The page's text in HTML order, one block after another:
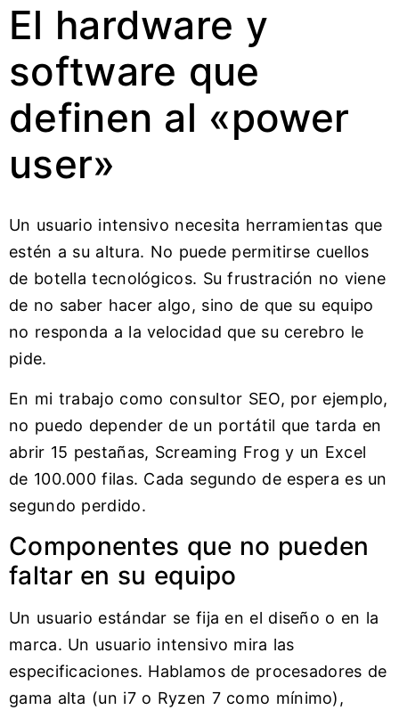
El hardware y
software que
definen al «power
user»
Un usuario intensivo necesita herramientas que
estén a su altura. No puede permitirse cuellos
de botella tecnológicos. Su frustración no viene
de no saber hacer algo, sino de que su equipo
no responda a la velocidad que su cerebro le
pide.
En mi trabajo como consultor SEO, por ejemplo,
no puedo depender de un portátil que tarda en
abrir 15 pestañas, Screaming Frog y un Excel
de 100.000 filas. Cada segundo de espera es un
segundo perdido.
Componentes que no pueden
faltar en su equipo
Un usuario estándar se fija en el diseño o en la
marca. Un usuario intensivo mira las
especificaciones. Hablamos de procesadores de
gama alta (un i7 o Ryzen 7 como mínimo),